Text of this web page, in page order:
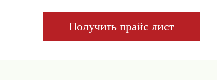
Получить прайс лист